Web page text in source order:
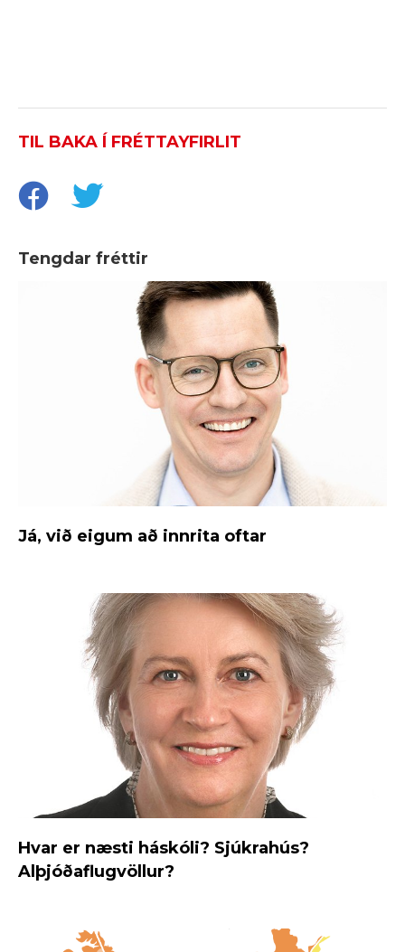
TIL BAKA Í FRÉTTAYFIRLIT
Tengdar fréttir
Já, við eigum að innrita oftar
Hvar er næsti háskóli? Sjúkrahús?
Alþjóðaflugvöllur?